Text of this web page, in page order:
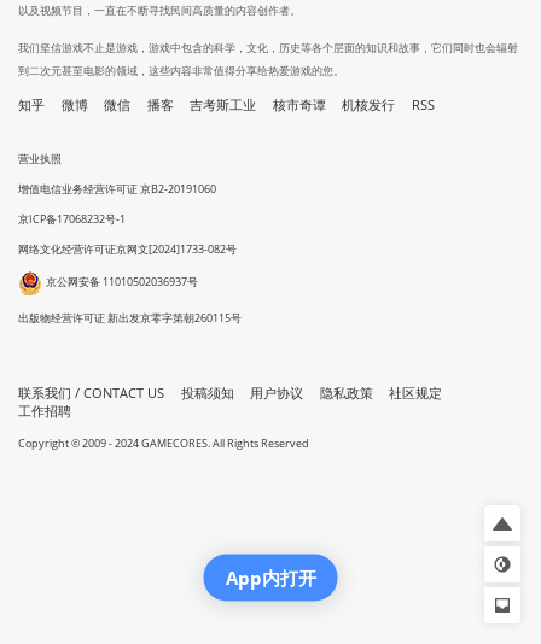
以及视频节目，一直在不断寻找民间高质量的内容创作者。
我们坚信游戏不止是游戏，游戏中包含的科学，文化，历史等各个层面的知识和故事，它们同时也会辐射
到二次元甚至电影的领域，这些内容非常值得分享给热爱游戏的您。
知乎 微博 微信 播客 吉考斯工业 核市奇谭 机核发行 RSS
营业执照
增值电信业务经营许可证 京B2-20191060
京ICP备17068232号-1
网络文化经营许可证京网文[2024]1733-082号
京公网安备 11010502036937号
出版物经营许可证 新出发京零字第朝260115号
联系我们 / CONTACT US 投稿须知 用户协议 隐私政策
社区规定
工作招聘
Copyright © 2009 - 2024 GAMECORES. All Rights Reserved
App内打开